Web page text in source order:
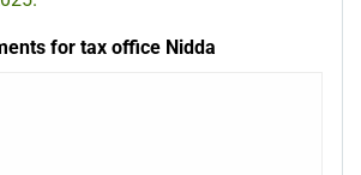
for tax office Nidda